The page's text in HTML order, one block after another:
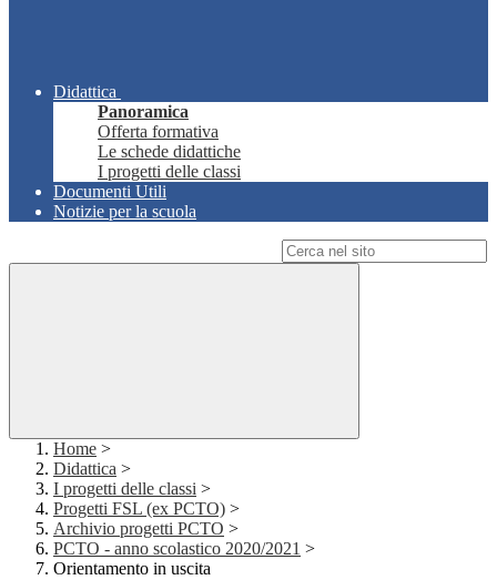
Didattica
Panoramica
Offerta formativa
Le schede didattiche
I progetti delle classi
Documenti Utili
Notizie per la scuola
Home >
Didattica >
I progetti delle classi >
Progetti FSL (ex PCTO) >
Archivio progetti PCTO >
PCTO - anno scolastico 2020/2021 >
Orientamento in uscita